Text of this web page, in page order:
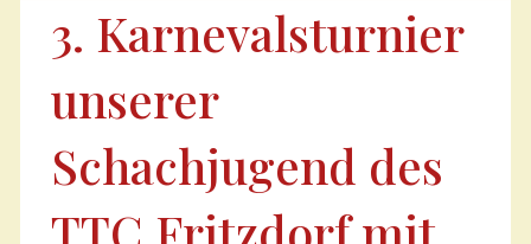
3. Karnevalsturnier
unserer
Schachjugend des